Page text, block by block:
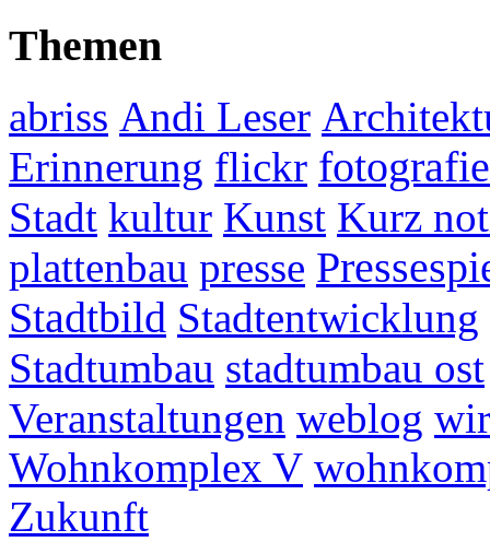
Themen
abriss Andi Leser
Erinnerung flickr fotografie
Stadt kultur Kunst Kurz
plattenbau presse
Stadtbild Stadtentwicklung
Stadtumbau stadtumbau ost
Veranstaltungen weblog
Wohnkomplex V
Zukunft